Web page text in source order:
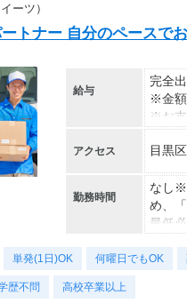
月収
15時
⇒安定
ーツ）
トナー 自分のペースで
給与
完全
※金額
※お支
アクセス 目黒
勤務時間
なし※
め、
最低
単発(1日)OK 何曜日でもOK
歴不問 高校卒業以上